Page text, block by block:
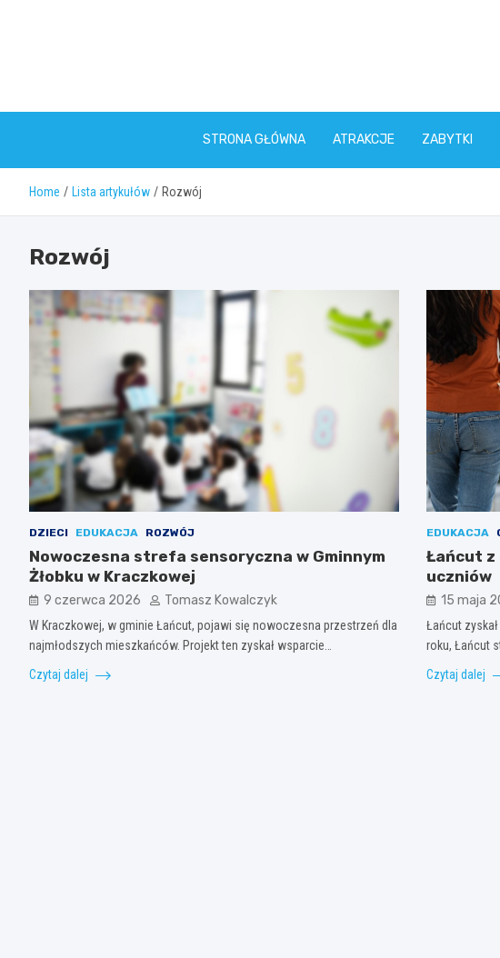
STRONA GŁÓWNA ATRAKCJE ZABYTKI
Home Lista artykułów Rozwój
Rozwój
DZIECI EDUKACJA ROZWÓJ
Nowoczesna strefa sensoryczna w Gminnym
Żłobku w Kraczkowej
9 czerwca 2026 Tomasz Kowalczyk
W Kraczkowej, w gminie Łańcut, pojawi się nowoczesna przestrzeń dla
najmłodszych mieszkańców. Projekt ten zyskał wsparcie…
Czytaj dalej
EDUKACJA
Łańcut z
uczniów
15 maja
Łańcut
roku, Łańcut
Czytaj dalej